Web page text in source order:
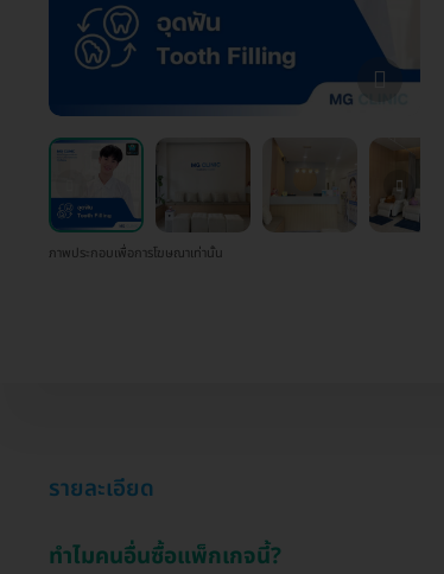
ภาพประกอบเพื่อการโฆษณาเท่านั้น
รายละเอียด
ทำไมคนอื่นซื้อแพ็กเกจนี้?